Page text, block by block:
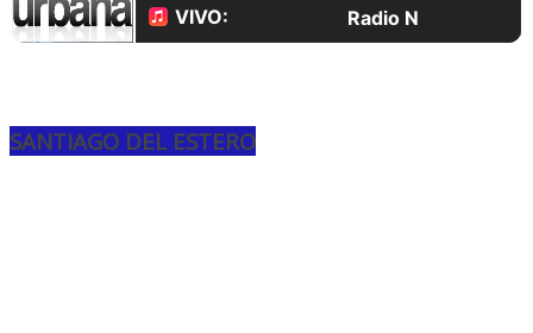
SANTIAGO DEL ESTERO